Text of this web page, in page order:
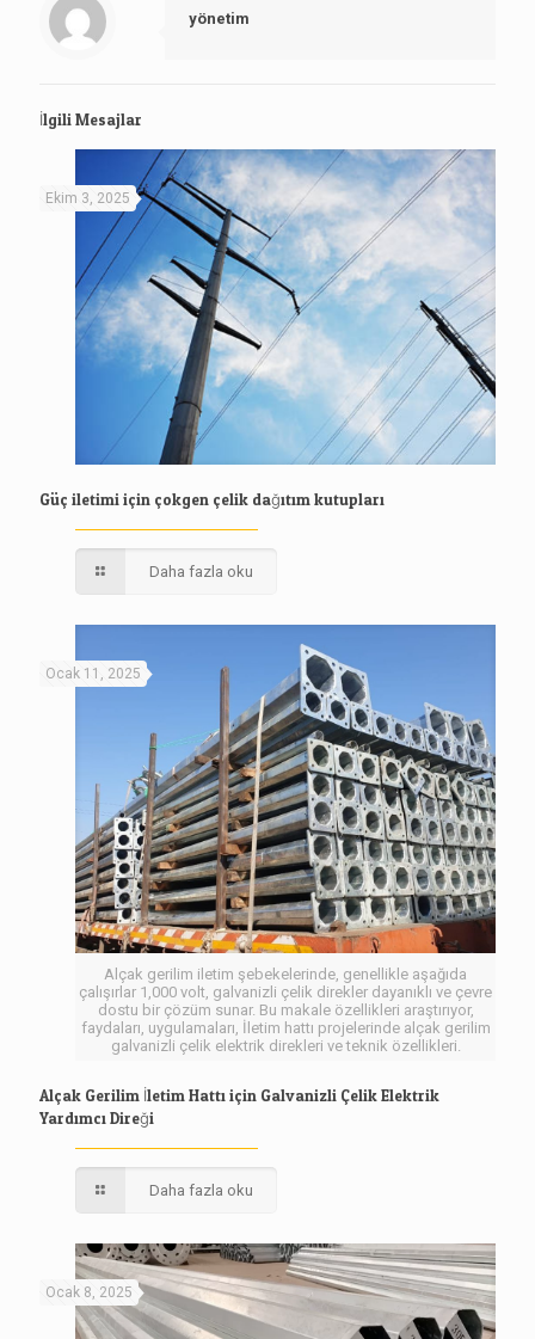
yönetim
İlgili Mesajlar
Ekim 3, 2025
Güç iletimi için çokgen çelik dağıtım kutupları
Daha fazla oku
Alçak gerilim iletim şebekelerinde, genellikle aşağıda
çalışırlar 1,000 volt, galvanizli çelik direkler dayanıklı ve çevre
dostu bir çözüm sunar. Bu makale özellikleri araştırıyor,
faydaları, uygulamaları, İletim hattı projelerinde alçak gerilim
galvanizli çelik elektrik direkleri ve teknik özellikleri.
Ocak 11, 2025
Alçak Gerilim İletim Hattı için Galvanizli Çelik Elektrik
Yardımcı Direği
Daha fazla oku
Ocak 8, 2025